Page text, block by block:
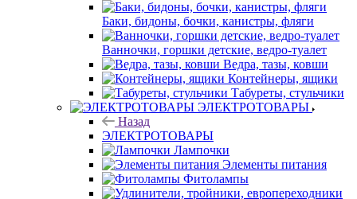
Баки, бидоны, бочки, канистры, фляги
Ванночки, горшки детские, ведро-туалет
Ведра, тазы, ковши
Контейнеры, ящики
Табуреты, стульчики
ЭЛЕКТРОТОВАРЫ
Назад
ЭЛЕКТРОТОВАРЫ
Лампочки
Элементы питания
Фитолампы